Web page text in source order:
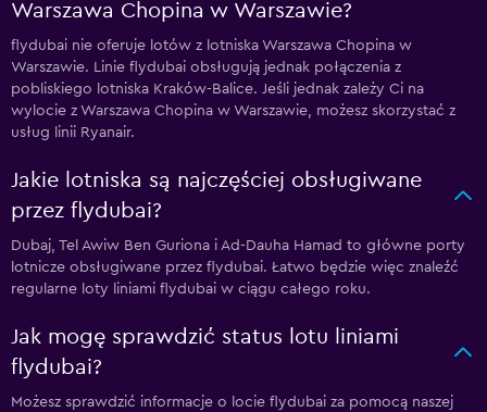
Warszawa Chopina w Warszawie?
flydubai nie oferuje lotów z lotniska Warszawa Chopina w
Warszawie. Linie flydubai obsługują jednak połączenia z
pobliskiego lotniska Kraków-Balice. Jeśli jednak zależy Ci na
wylocie z Warszawa Chopina w Warszawie, możesz skorzystać z
usług linii Ryanair.
Jakie lotniska są najczęściej obsługiwane
przez flydubai?
Dubaj, Tel Awiw Ben Guriona i Ad-Dauha Hamad to główne porty
lotnicze obsługiwane przez flydubai. Łatwo będzie więc znaleźć
regularne loty liniami flydubai w ciągu całego roku.
Jak mogę sprawdzić status lotu liniami
flydubai?
Możesz sprawdzić informacje o locie flydubai za pomocą naszej